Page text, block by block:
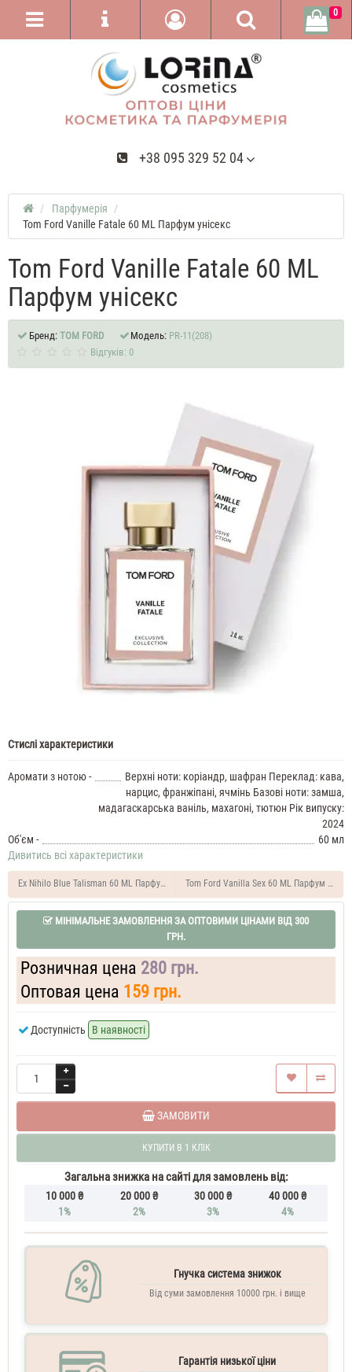
+38 095 329 52 04
0
Парфумерія
Tom Ford Vanille Fatale 60 ML Парфум унісекс
Tom Ford Vanille Fatale 60 ML
Парфум унісекс
Бренд: TOM FORD Модель: PR-11(208)
Відгуків: 0
Стислі характеристики
Аромати з нотою -
Верхні ноти: коріандр, шафран Переклад: кава,
нарцис, франжіпані, ячмінь Базові ноти: замша,
мадагаскарська ваніль, махагоні, тютюн Рік випуску:
2024
Об'єм -
60 мл
Дивитись всі характеристики
Ex Nihilo Blue Talisman 60 ML Парфум унісексTom Ford Vanilla Sex 60 ML Парфум
МІНІМАЛЬНЕ ЗАМОВЛЕННЯ ЗА ОПТОВИМИ ЦІНАМИ ВІД 300
ГРН.
Розничная цена 280 грн.
Оптовая цена 159 грн.
Доступність В наявності
ЗАМОВИТИ
КУПИТИ В 1 КЛІК
Загальна знижка на сайті для замовлень від:
10 000 ₴
1%
20 000 ₴
2%
30 000 ₴
3%
40 000 ₴
4%
Гнучка система знижок
Від суми замовлення 10000 грн. і вище
Гарантія низької ціни